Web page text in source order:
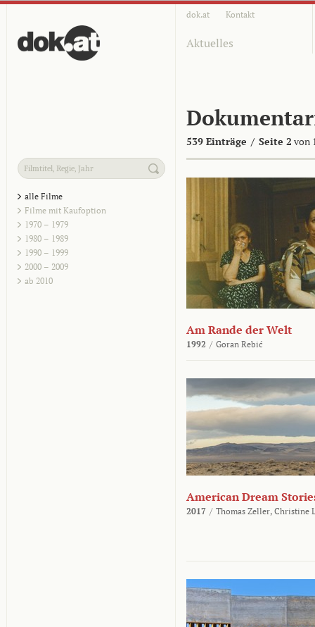
dok.at Kontakt
Aktuelles
539 Einträge / Seite 2 von
alle Filme
Filme mit Kaufoption
1970 – 1979
1980 – 1989
1990 – 1999
2000 – 2009
ab 2010
Am Rande der Welt
1992 / Goran Rebić
American Dream
2017 / Thomas Zeller, Christine